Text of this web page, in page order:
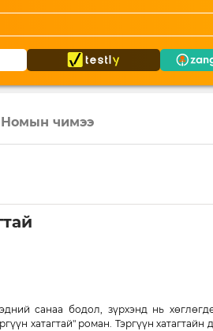
Номын чимээ
санаа бодол, зүрхэнд нь
хатагтай" роман. Тэргүүн